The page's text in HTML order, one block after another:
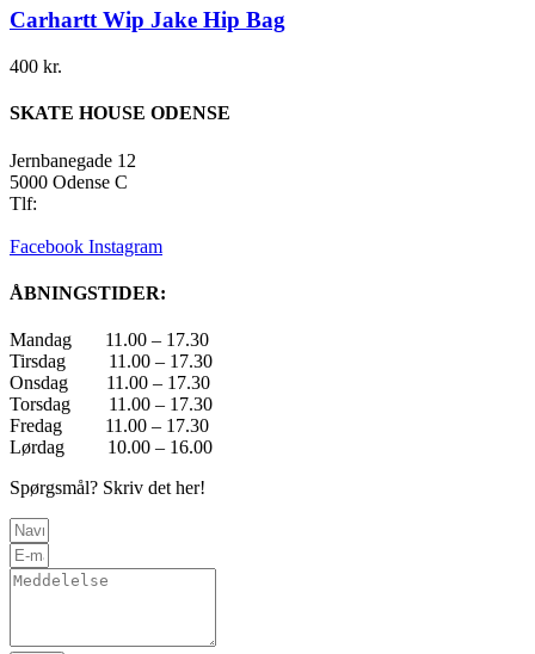
Carhartt Wip Jake Hip Bag
400 kr.
SKATE HOUSE ODENSE
Jernbanegade 12
5000 Odense C
Tlf:
Facebook Instagram
ÅBNINGSTIDER:
Mandag 11.00 – 17.30
Tirsdag 11.00 – 17.30
Onsdag 11.00 – 17.30
Torsdag 11.00 – 17.30
Fredag 11.00 – 17.30
Lørdag 10.00 – 16.00
Spørgsmål? Skriv det her!